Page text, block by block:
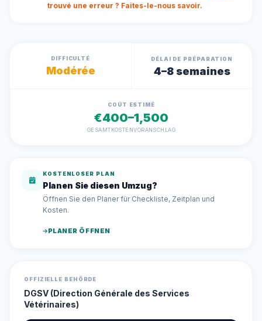
trouvé une erreur ? Faites-le-nous savoir.
DIFFICULTÉ
Modérée
DÉLAI DE PRÉPARATION
4–8 semaines
COÛT ESTIMÉ
€400–1,500
GESAMTKOSTENVORANSCHLAG
KOSTENLOSER PLAN
Planen Sie diesen Umzug?
Öffnen Sie den Planer für Checkliste, Zeitplan und
Kosten.
PLANER ÖFFNEN
OFFIZIELLE BEHÖRDE
DGSV (Direction Générale des Services
Vétérinaires)